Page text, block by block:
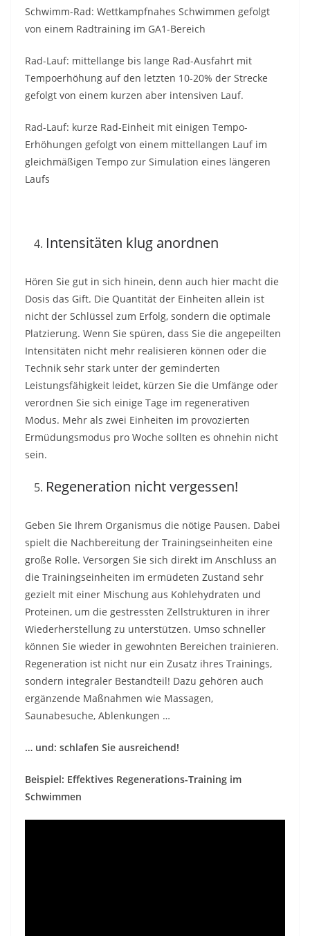
Schwimm-Rad: Wettkampfnahes Schwimmen gefolgt
von einem Radtraining im GA1-Bereich
Rad-Lauf: mittellange bis lange Rad-Ausfahrt mit
Tempoerhöhung auf den letzten 10-20% der Strecke
gefolgt von einem kurzen aber intensiven Lauf.
Rad-Lauf: kurze Rad-Einheit mit einigen Tempo-
Erhöhungen gefolgt von einem mittellangen Lauf im
gleichmäßigen Tempo zur Simulation eines längeren
Laufs
Intensitäten klug anordnen
Hören Sie gut in sich hinein, denn auch hier macht die
Dosis das Gift. Die Quantität der Einheiten allein ist
nicht der Schlüssel zum Erfolg, sondern die optimale
Platzierung. Wenn Sie spüren, dass Sie die angepeilten
Intensitäten nicht mehr realisieren können oder die
Technik sehr stark unter der geminderten
Leistungsfähigkeit leidet, kürzen Sie die Umfänge oder
verordnen Sie sich einige Tage im regenerativen
Modus. Mehr als zwei Einheiten im provozierten
Ermüdungsmodus pro Woche sollten es ohnehin nicht
sein.
Regeneration nicht vergessen!
Geben Sie Ihrem Organismus die nötige Pausen. Dabei
spielt die Nachbereitung der Trainingseinheiten eine
große Rolle. Versorgen Sie sich direkt im Anschluss an
die Trainingseinheiten im ermüdeten Zustand sehr
gezielt mit einer Mischung aus Kohlehydraten und
Proteinen, um die gestressten Zellstrukturen in ihrer
Wiederherstellung zu unterstützen. Umso schneller
können Sie wieder in gewohnten Bereichen trainieren.
Regeneration ist nicht nur ein Zusatz ihres Trainings,
sondern integraler Bestandteil! Dazu gehören auch
ergänzende Maßnahmen wie Massagen,
Saunabesuche, Ablenkungen …
… und: schlafen Sie ausreichend!
Beispiel: Effektives Regenerations-Training im
Schwimmen